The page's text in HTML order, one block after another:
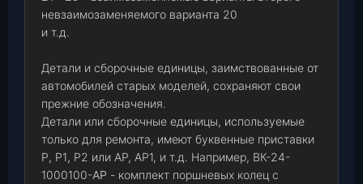
невзаимозаменяемого варианта 20
и т.д.
Детали и сборочные единицы, заимствованные от
автомобилей старых моделей, сохраняют свои
прежние обозначения.
Детали или сборочные единицы, используемые
только для ремонта, имеют буквенные приставки
Р, Р1, Р2 или АР, АР1, и т.д. Например, ВК-24-
1000100-АР - комплект поршневых колец с